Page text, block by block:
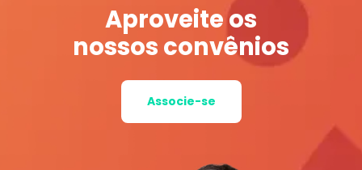
Aproveite os
nossos convênios
Associe-se